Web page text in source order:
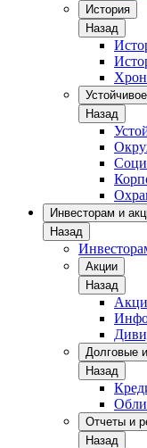
История
Назад
Назад
Инвесторам и
Назад
Акции
Назад
Долговые
Назад
Отчеты и
Назад